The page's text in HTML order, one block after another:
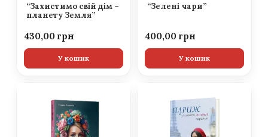
“Захистимо свій дім –
планету Земля”
430,00
У кошик
“Зелені чари”
400,00
У кошик